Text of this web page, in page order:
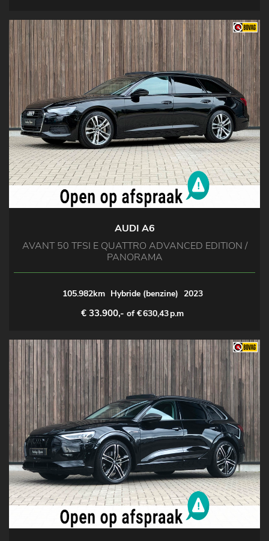
AUDI A6
AVANT 50 TFSI E QUATTRO ADVANCED EDITION /
PANORAMA
105.982km Hybride (benzine) 2023
€ 33.900,- of €630,43p.m